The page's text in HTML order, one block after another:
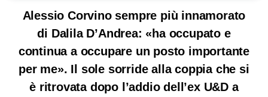
Alessio Corvino sempre più innamorato
di Dalila D’Andrea: «ha occupato e
continua a occupare un posto importante
per me». Il sole sorride alla coppia che si
è ritrovata dopo l’addio dell’ex U&D a